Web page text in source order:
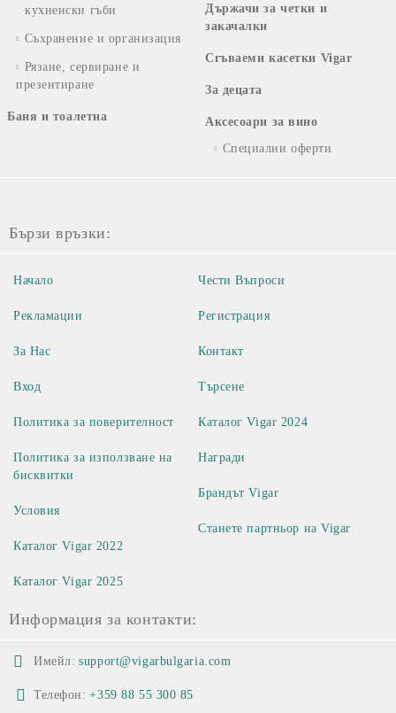
кухненски гъби
Съхранение и организация
Рязане, сервиране и
презентиране
Баня и тоалетна
Държачи за четки и
закачалки
Сгъваеми касетки Vigar
За децата
Аксесоари за вино
Специални оферти
Бързи връзки:
Начало
Рекламации
За Нас
Вход
Чести Въпроси
Регистрация
Контакт
Търсене
Политика за поверителност
Политика за използване на
бисквитки
Условия
Каталог Vigar 2022
Каталог Vigar 2024
Награди
Брандът Vigar
Станете партньор на Vigar
Каталог Vigar 2025
Информация за контакти:
Имейл: support@vigarbulgaria.com
Телефон: +359 88 55 300 85